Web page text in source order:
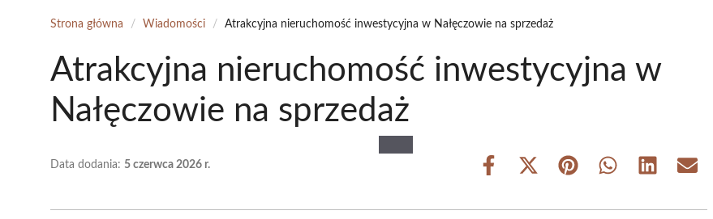
Strona główna / Wiadomości / Atrakcyjna nieruchomość inwestycyjna w Nałęczowie na sprzedaż
Atrakcyjna nieruchomość inwestycyjna w
Nałęczowie na sprzedaż
Data dodania: 5 czerwca 2026 r.
Share
Share
(Twitter)
Share Share Share Share